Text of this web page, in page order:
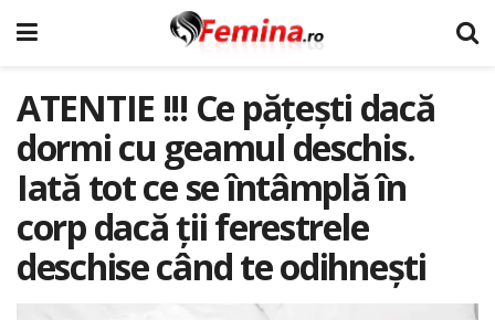
ATENTIE !!! Ce pățești dacă
dormi cu geamul deschis.
Iată tot ce se întâmplă în
corp dacă ții ferestrele
deschise când te odihnești